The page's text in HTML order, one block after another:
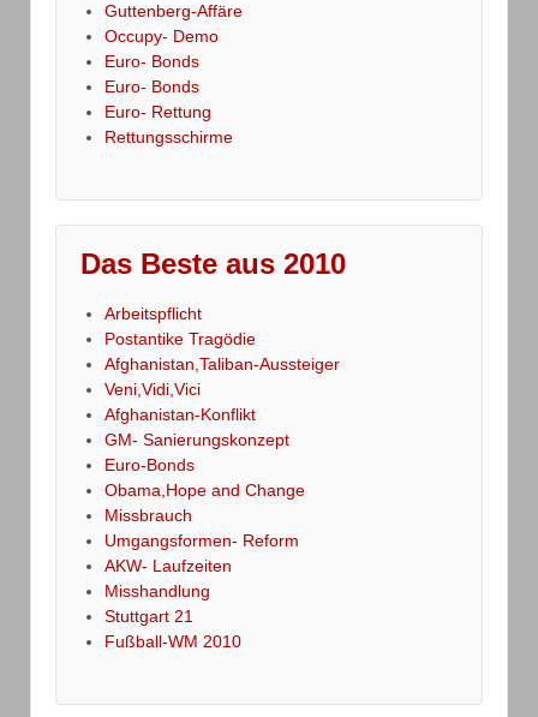
Guttenberg-Affäre
Occupy- Demo
Euro- Bonds
Euro- Bonds
Euro- Rettung
Rettungsschirme
Das Beste aus 2010
Arbeitspflicht
Postantike Tragödie
Afghanistan,Taliban-Aussteiger
Veni,Vidi,Vici
Afghanistan-Konflikt
GM- Sanierungskonzept
Euro-Bonds
Obama,Hope and Change
Missbrauch
Umgangsformen- Reform
AKW- Laufzeiten
Misshandlung
Stuttgart 21
Fußball-WM 2010